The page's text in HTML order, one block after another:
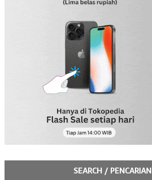
SEARCH / PENCARIAN